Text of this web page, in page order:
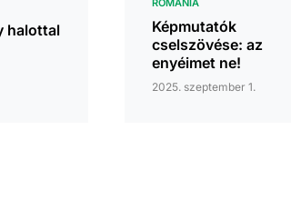
halottal
ROMÁNIA
Képmutatók
cselszövése: az
enyéimet ne!
2025. szeptember 1.